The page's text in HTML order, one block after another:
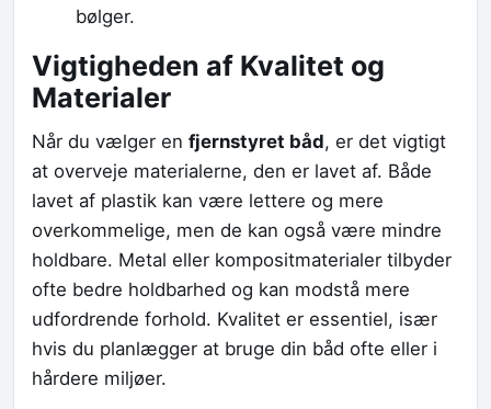
bølger.
Vigtigheden af Kvalitet og
Materialer
Når du vælger en fjernstyret båd, er det vigtigt
at overveje materialerne, den er lavet af. Både
lavet af plastik kan være lettere og mere
overkommelige, men de kan også være mindre
holdbare. Metal eller kompositmaterialer tilbyder
ofte bedre holdbarhed og kan modstå mere
udfordrende forhold. Kvalitet er essentiel, især
hvis du planlægger at bruge din båd ofte eller i
hårdere miljøer.